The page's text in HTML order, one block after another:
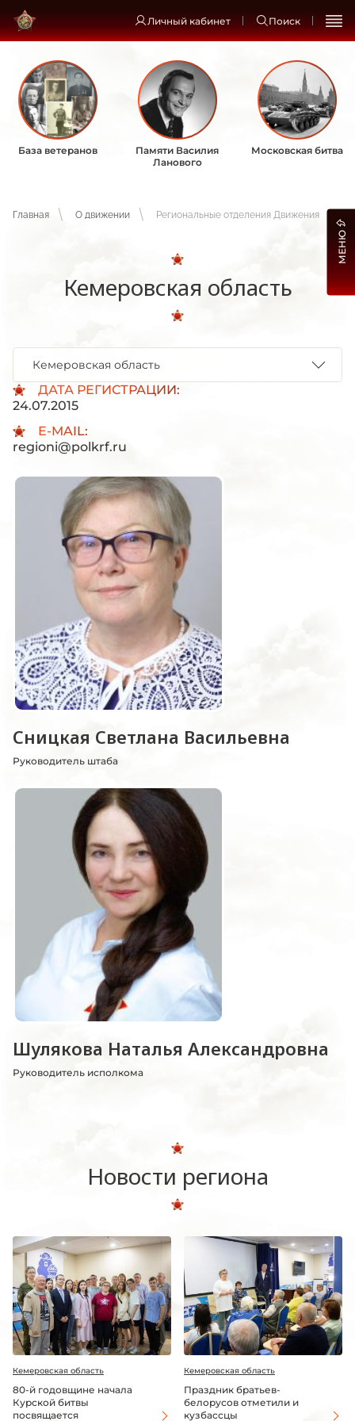
Личный кабинет Поиск
База ветеранов
Памяти Василия
Ланового
Московская битва
Главная О движении Региональные отделения Движения
Кемеровская область
ДАТА РЕГИСТРАЦИИ:
24.07.2015
E-MAIL:
regioni@polkrf.ru
Кемеровская область
Сницкая Светлана Васильевна
Руководитель штаба
Шулякова Наталья Александровна
Руководитель исполкома
Новости региона
Кемеровская область
80-й годовщине начала
Курской битвы
посвящается
Кемеровская область
Праздник братьев-
белорусов отметили и
кузбассцы
МЕНЮ